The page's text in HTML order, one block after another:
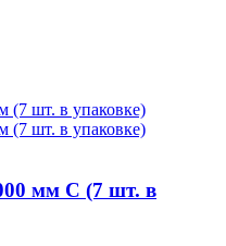
мм С (7 шт. в